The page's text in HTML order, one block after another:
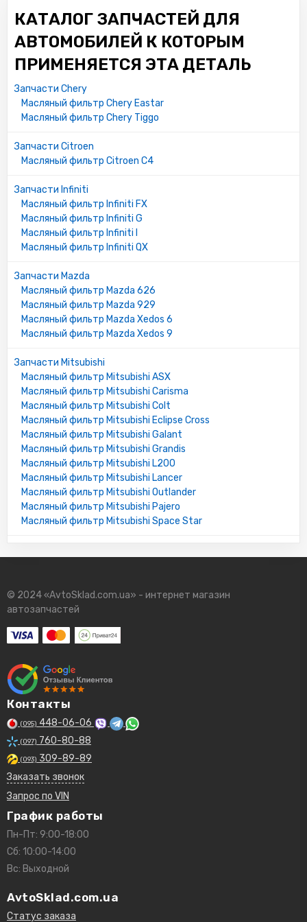
MD356000
1230A182
1230A186
1520865F1B
NISSAN:
152089E000
1520831U0A
VOF88
VOF156
90541163
5650301
91149521
93182630
0649020
649020
0649013
90485457
FORD:
KL0714302B
KL0714302A
XM346731GA
4163333
FL822
MAZDA:
JEY014302A
MITSUBISHI:
MD352627
MD348631
MD332687
MZ690901
TS200004
Peugeot/Citroen:
1109AC
6000605218
0006000605218
0006000611028
ISUZU:
8944128150
8943687270
VOLVO:
КАТАЛОГ ЗАПЧАСТЕЙ ДЛЯ
АВТОМОБИЛЕЙ К КОТОРЫМ
ПРИМЕНЯЕТСЯ ЭТА ДЕТАЛЬ
Запчасти Chery
Масляный фильтр Chery Eastar
Масляный фильтр Chery Tiggo
Запчасти Citroen
Масляный фильтр Citroen C4
Запчасти Infiniti
Масляный фильтр Infiniti FX
Масляный фильтр Infiniti G
Масляный фильтр Infiniti I
Масляный фильтр Infiniti QX
Запчасти Mazda
Масляный фильтр Mazda 626
Масляный фильтр Mazda 929
Масляный фильтр Mazda Xedos 6
Масляный фильтр Mazda Xedos 9
Запчасти Mitsubishi
Масляный фильтр Mitsubishi ASX
Масляный фильтр Mitsubishi Carisma
Масляный фильтр Mitsubishi Colt
Масляный фильтр Mitsubishi Eclipse Cross
Масляный фильтр Mitsubishi Galant
Масляный фильтр Mitsubishi Grandis
Масляный фильтр Mitsubishi L200
Масляный фильтр Mitsubishi Lancer
Масляный фильтр Mitsubishi Outlander
Масляный фильтр Mitsubishi Pajero
Масляный фильтр Mitsubishi Space Star
© 2024 «AvtoSklad.com.ua» - интернет магазин
автозапчастей
Контакты
(095) 448-06-06
(097) 760-80-88
(093) 309-89-89
Заказать звонок
Запрос по VIN
График работы
Пн-Пт: 9:00-18:00
Сб: 10:00-14:00
Вс: Выходной
AvtoSklad.com.ua
Статус заказа